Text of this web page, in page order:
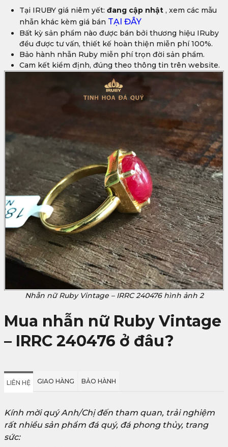
Tại IRUBY giá niêm yết: đang cập nhật , xem các mẫu
nhẫn khác kèm giá bán TẠI ĐÂY
Bất kỳ sản phẩm nào được bán bởi thương hiệu IRuby
đều được tư vấn, thiết kế hoàn thiện miễn phí 100%.
Bảo hành nhẫn Ruby miễn phí trọn đời sản phẩm.
Cam kết kiểm định, đúng theo thông tin trên website.
Nhẫn nữ Ruby Vintage – IRRC 240476 hình ảnh 2
Mua nhẫn nữ Ruby Vintage
– IRRC 240476 ở đâu?
LIÊN HỆ GIAO HÀNG BẢO HÀNH
Kính mời quý Anh/Chị đến tham quan, trải nghiệm
rất nhiều sản phẩm đá quý, đá phong thủy, trang
sức: